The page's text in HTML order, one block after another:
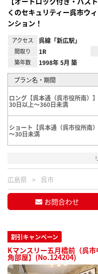
くのセキュリティー呉市ウ
ンション！
アクセス 呉線「新広駅」
間取り 1R
築年数 1998年 5月 築
プラン名・期間
ロング【呉本通（呉市役所南）】
30日以上～360日未満
ショート【呉本通（呉市役所南）
～30日未満
広島県 呉市
お問合わせ
割引キャンペーン
Kマンスリー五月橋前（呉
角部屋】(No.124204)